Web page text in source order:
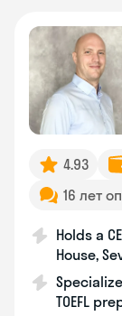
4.93
16 лет
Holds a
House,
TOEFL